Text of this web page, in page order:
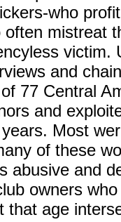
who
often mistreat
victim.
and
77 Central
and
Most
of these
abusive and
owners
that age